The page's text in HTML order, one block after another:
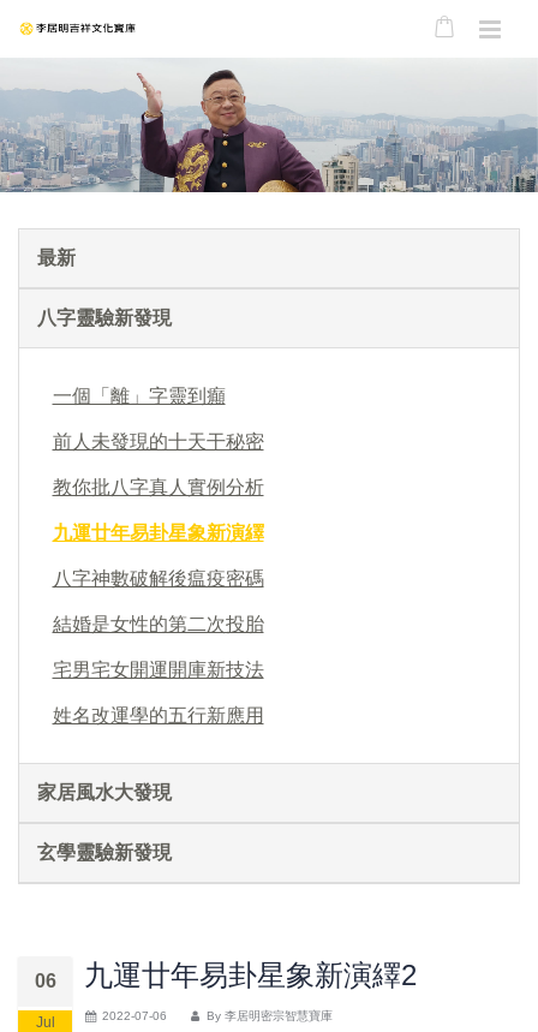
最新
八字靈驗新發現
一個「離」字靈到癲
前人未發現的十天干秘密
教你批八字真人實例分析
九運廿年易卦星象新演繹
八字神數破解後瘟疫密碼
結婚是女性的第二次投胎
宅男宅女開運開庫新技法
姓名改運學的五行新應用
家居風水大發現
玄學靈驗新發現
06
Jul
九運廿年易卦星象新演繹2
2022-07-06 By 李居明密宗智慧寶庫